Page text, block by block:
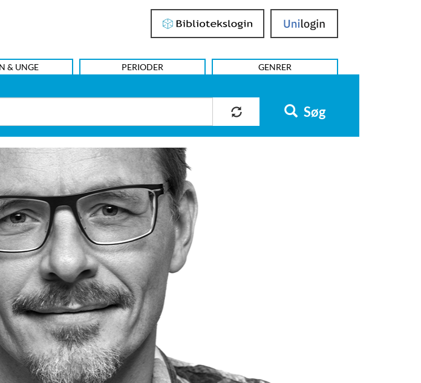
Bibliotekslogin UniLogin
& UNGE PERIODER GENRER
Søg